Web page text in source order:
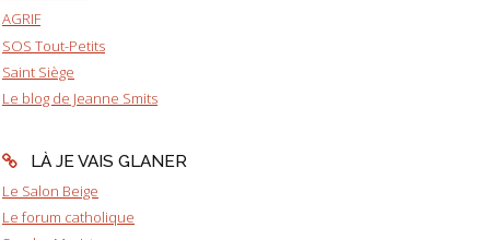
AGRIF
SOS Tout-Petits
Saint Siège
Le blog de Jeanne Smits
LÀ JE VAIS GLANER
Le Salon Beige
Le forum catholique